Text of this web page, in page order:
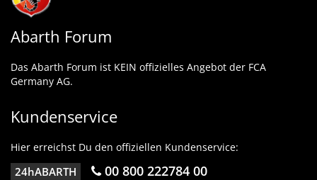
Abarth Forum
Das Abarth Forum ist KEIN offizielles Angebot der FCA
Germany AG.
Kundenservice
Hier erreichst Du den offiziellen Kundenservice:
24hABARTH 00 800 222784 00